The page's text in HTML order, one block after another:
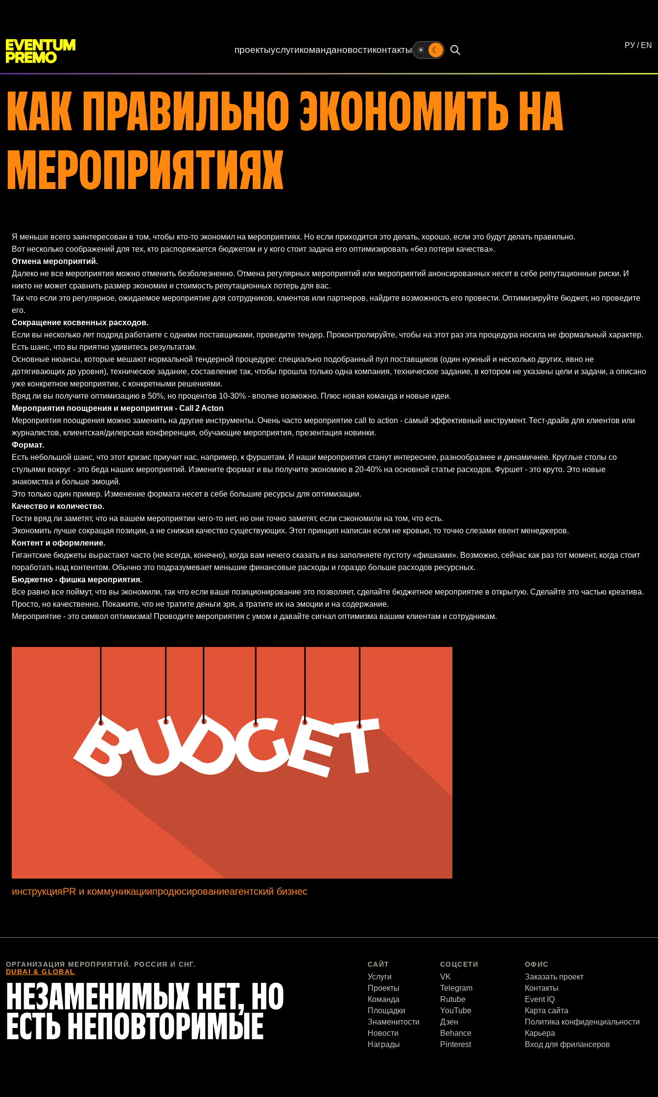
проектыуслугикомандановостиконтакты ☀ ☾ РУ / EN
КАК ПРАВИЛЬНО ЭКОНОМИТЬ НА
МЕРОПРИЯТИЯХ
Я меньше всего заинтересован в том, чтобы кто-то экономил на мероприятиях. Но если приходится это делать, хорошо, если это будут делать правильно.
Вот несколько соображений для тех, кто распоряжается бюджетом и у кого стоит задача его оптимизировать «без потери качества».
Отмена мероприятий.
Далеко не все мероприятия можно отменить безболезненно. Отмена регулярных мероприятий или мероприятий анонсированных несет в себе репутационные риски. И
никто не может сравнить размер экономии и стоимость репутационных потерь для вас.
Так что если это регулярное, ожидаемое мероприятие для сотрудников, клиентов или партнеров, найдите возможность его провести. Оптимизируйте бюджет, но проведите
его.
Сокращение косвенных расходов.
Если вы несколько лет подряд работаете с одними поставщиками, проведите тендер. Проконтролируйте, чтобы на этот раз эта процедура носила не формальный характер.
Есть шанс, что вы приятно удивитесь результатам.
Основные нюансы, которые мешают нормальной тендерной процедуре: специально подобранный пул поставщиков (один нужный и несколько других, явно не
дотягивающих до уровня), техническое задание, составление так, чтобы прошла только одна компания, техническое задание, в котором не указаны цели и задачи, а описано
уже конкретное мероприятие, с конкретными решениями.
Вряд ли вы получите оптимизацию в 50%, но процентов 10-30% - вполне возможно. Плюс новая команда и новые идеи.
Мероприятия поощрения и мероприятия - Call 2 Acton
Мероприятия поощрения можно заменить на другие инструменты. Очень часто мероприятие call to action - самый эффективный инструмент. Тест-драйв для клиентов или
журналистов, клиентская/дилерская конференция, обучающие мероприятия, презентация новинки.
Формат.
Есть небольшой шанс, что этот кризис приучит нас, например, к фуршетам. И наши мероприятия станут интереснее, разнообразнее и динамичнее. Круглые столы со
стульями вокруг - это беда наших мероприятий. Измените формат и вы получите экономию в 20-40% на основной статье расходов. Фуршет - это круто. Это новые
знакомства и больше эмоций.
Это только один пример. Изменение формата несет в себе большие ресурсы для оптимизации.
Качество и количество.
Гости вряд ли заметят, что на вашем мероприятии чего-то нет, но они точно заметят, если сэкономили на том, что есть.
Экономить лучше сокращая позиции, а не снижая качество существующих. Этот принцип написан если не кровью, то точно слезами евент менеджеров.
Контент и оформление.
Гигантские бюджеты вырастают часто (не всегда, конечно), когда вам нечего сказать и вы заполняете пустоту «фишками». Возможно, сейчас как раз тот момент, когда стоит
поработать над контентом. Обычно это подразумевает меньшие финансовые расходы и гораздо больше расходов ресурсных.
Бюджетно - фишка мероприятия.
Все равно все поймут, что вы экономили, так что если ваше позиционирование это позволяет, сделайте бюджетное мероприятие в открытую. Сделайте это частью креатива.
Просто, но качественно. Покажите, что не тратите деньги зря, а тратите их на эмоции и на содержание.
Мероприятие - это символ оптимизма! Проводите мероприятия с умом и давайте сигнал оптимизма вашим клиентам и сотрудникам.
инструкцияPR и коммуникациипродюсированиеагентский бизнес
ОРГАНИЗАЦИЯ МЕРОПРИЯТИЙ. РОССИЯ И СНГ.
DUBAI & GLOBAL
НЕЗАМЕНИМЫХ НЕТ, НО
ЕСТЬ НЕПОВТОРИМЫЕ
САЙТ
Услуги
Проекты
Команда
Площадки
Знаменитости
Новости
Награды
СОЦСЕТИ
VK
Telegram
Rutube
YouTube
Дзен
Behance
Pinterest
ОФИС
Заказать проект
Контакты
Event IQ
Карта сайта
Политика конфиденциальности
Карьера
Вход для фрилансеров